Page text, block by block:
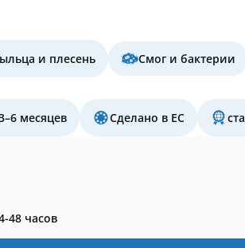
и плесень
Смог и бактерии
месяцев Сделано в ЕС
48 часов